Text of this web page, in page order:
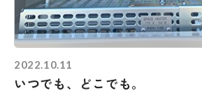
2022.10.11
いつでも、どこでも。